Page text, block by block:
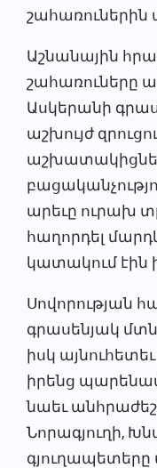
շահառուներին
Աշնանային
շահառուները
Ասկերանի
աշխույժ
արեւը ուրախ
հաղորդել
կատակում էին
Սովորության
գրասենյակ
իսկ
իրենց
նաեւ
Նորագյուղի,
գյուղապետերը